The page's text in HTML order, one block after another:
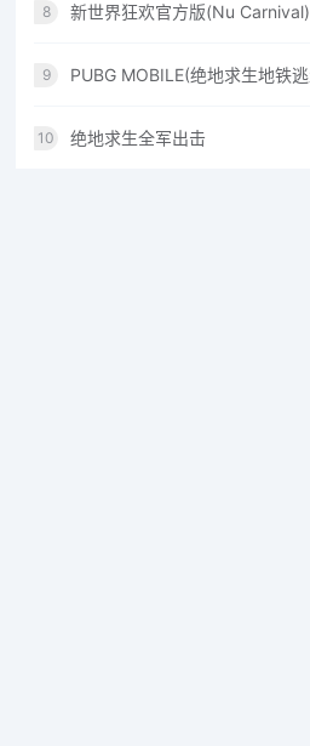
8 新世界狂欢官方版(Nu Carnival)
9
10 绝地求生全军出击